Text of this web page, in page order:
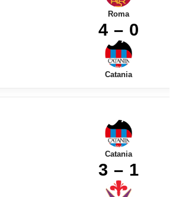
Roma
4 – 0
Catania
Catania
3 – 1